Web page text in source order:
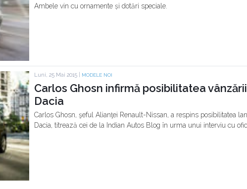
Ambele vin cu ornamente și dotări speciale.
Luni, 25 Mai 2015 | MODELE NOI
Carlos Ghosn infirmă posibilitatea
Dacia
Carlos Ghosn, şeful Alianţei Renault-Nissan, a respins posibilitatea
Dacia, titrează cei de la Indian Autos Blog în urma unui interviu cu